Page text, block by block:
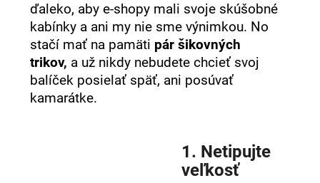
ďaleko, aby e-shopy mali svoje skúšobné
kabínky a ani my nie sme výnimkou. No
stačí mať na pamäti pár šikovných
trikov, a už nikdy nebudete chcieť svoj
balíček posielať späť, ani posúvať
kamarátke.
1. Netipujte
veľkosť